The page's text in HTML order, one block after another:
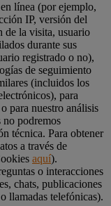
línea (por ejemplo,
IP, versión del
de la visita, usuario
durante sus
registrado o no),
de seguimiento
(incluidos los
para
para nuestro análisis
no podremos
técnica. Para obtener
a través de
aquí).
o interacciones
chats, publicaciones
llamadas telefónicas).